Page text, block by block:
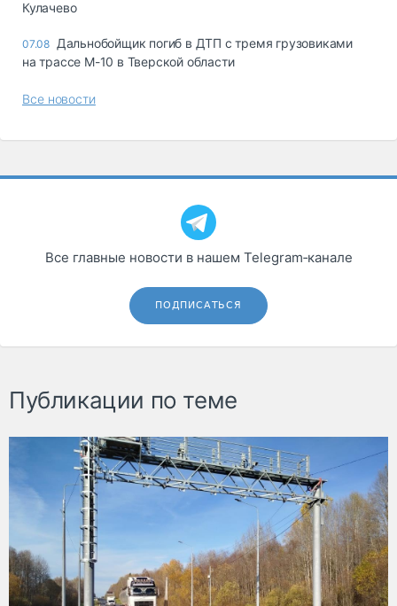
Кулачево
07.08 Дальнобойщик погиб в ДТП с тремя грузовиками
на трассе М-10 в Тверской области
Все новости
Все главные новости в нашем Telegram‑канале
ПОДПИСАТЬСЯ
Публикации по теме